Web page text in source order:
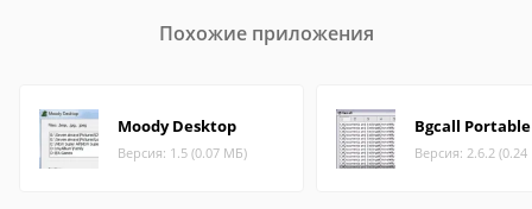
Похожие приложения
Moody Desktop
Версия: 1.5 (0.07 МБ)
Bgcall Portable
Версия: 2.6.2